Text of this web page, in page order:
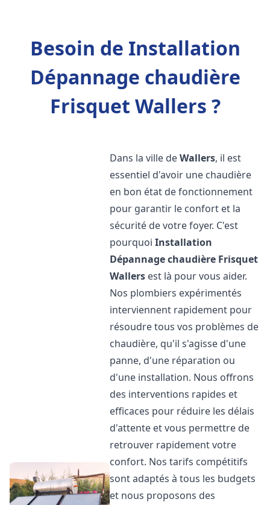
Besoin de Installation
Dépannage chaudière
Frisquet Wallers ?
Dans la ville deWallers, il est
essentiel d'avoir une chaudière
en bon état de fonctionnement
pour garantir le confort et la
sécurité de votre foyer. C'est
pourquoiInstallation
Dépannage chaudière Frisquet
Wallers est là pour vous aider.
Nos plombiers expérimentés
interviennent rapidement pour
résoudre tous vos problèmes de
chaudière, qu'il s'agisse d'une
panne, d'une réparation ou
d'une installation. Nous offrons
des interventions rapides et
efficaces pour réduire les délais
d'attente et vous permettre de
retrouver rapidement votre
confort. Nos tarifs compétitifs
sont adaptés à tous les budgets
et nous proposons des